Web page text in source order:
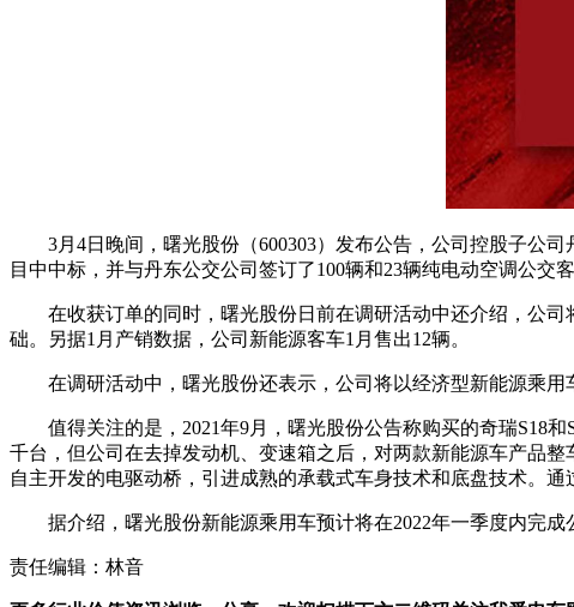
3月4日晚间，曙光股份（600303）发布公告，公司控股子公
目中中标，并与丹东公交公司签订了100辆和23辆纯电动空调公交
在收获订单的同时，曙光股份日前在调研活动中还介绍，公
础。另据1月产销数据，公司新能源客车1月售出12辆。
在调研活动中，曙光股份还表示，公司将以经济型新能源乘
值得关注的是，2021年9月，曙光股份公告称购买的奇瑞S18
千台，但公司在去掉发动机、变速箱之后，对两款新能源车产品
自主开发的电驱动桥，引进成熟的承载式车身技术和底盘技术。
据介绍，曙光股份新能源乘用车预计将在2022年一季度内完
责任编辑：林音